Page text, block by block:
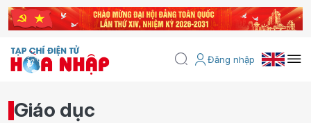
Đăng nhập
Giáo dục